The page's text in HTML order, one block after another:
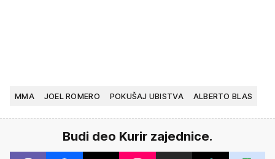
MMA JOEL ROMERO POKUŠAJ UBISTVA ALBERTO BLAS
Budi deo Kurir zajednice.